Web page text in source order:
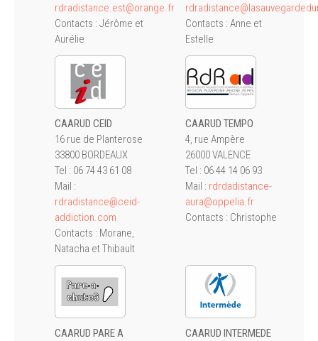
rdradistance.est@orange.fr
Contacts : Jérôme et
Aurélie
Contacts : Anne et
Estelle
CAARUD CEID
16 rue de Planterose
33800 BORDEAUX
Tel : 06 74 43 61 08
Mail :
rdradistance@ceid-
addiction.com
Contacts : Morane,
Natacha et Thibault
CAARUD TEMPO
4, rue Ampère
26000 VALENCE
Tel : 06 44 14 06 93
Mail : rdrdadistance-
aura@oppelia.fr
Contacts : Christophe
CAARUD PARE A
CAARUD INTERMEDE